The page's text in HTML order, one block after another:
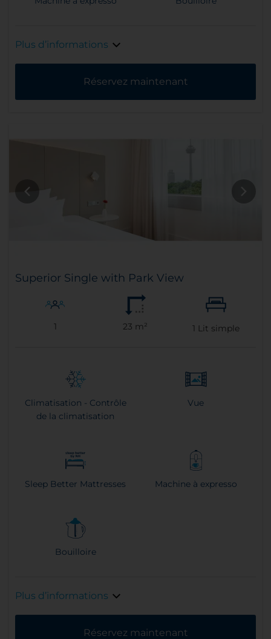
Plus d’informations
Réservez maintenant
Superior Single with Park View
1 23 m² 1 Lit simple
Climatisation - Contrôle
de la climatisation
Vue
Sleep Better Mattresses Machine à expresso
Bouilloire
Plus d’informations
Réservez maintenant